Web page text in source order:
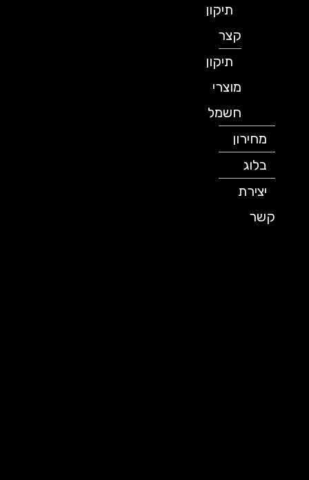
תיקון
תיקון
מוצרי
חשמל
מחירון
יצירת
קשר